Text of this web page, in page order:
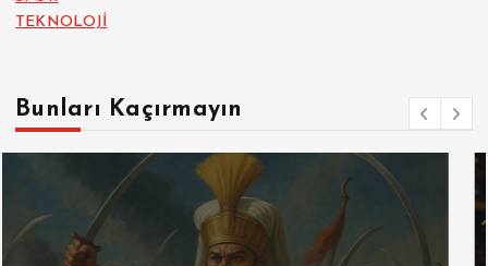
TEKNOLOJİ
Bunları Kaçırmayın